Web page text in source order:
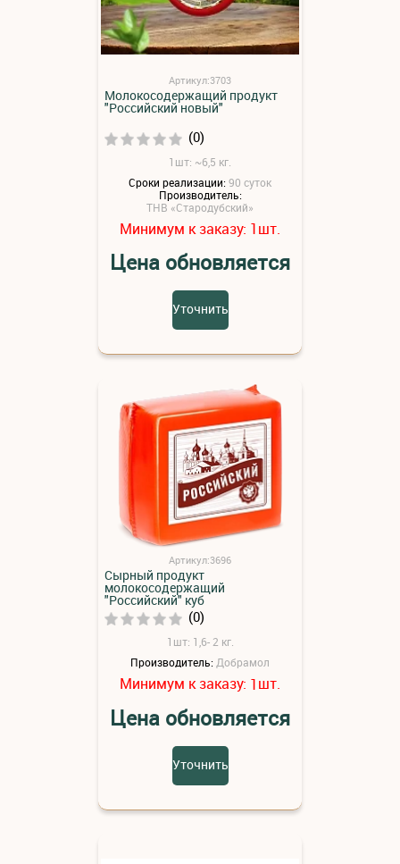
Артикул:3703
Молокосодержащий продукт
"Российский новый"
(0)
1шт: ~6,5 кг.
Сроки реализации:90 суток
Производитель:
ТНВ «Стародубский»
Минимум к заказу: 1шт.
Цена обновляется
Уточнить
Артикул:3696
Сырный продукт
молокосодержащий
"Российский" куб
(0)
1шт: 1,6- 2 кг.
Производитель:Добрамол
Минимум к заказу: 1шт.
Цена обновляется
Уточнить